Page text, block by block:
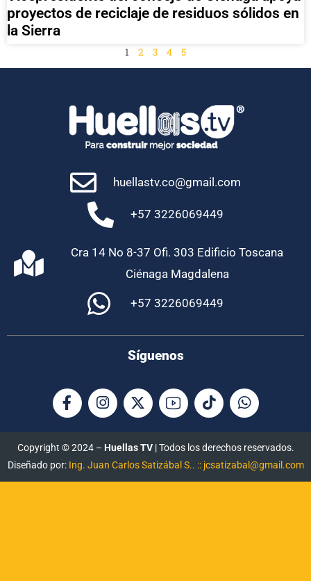
proyectos de reciclaje de residuos sólidos en
la Sierra
1 2 3 4 5
huellastv.co@gmail.com
+57 3226069449
Cra 14 No 8-37 Ofi. 303 Edificio Toscana
Ciénaga Magdalena
+57 3226069449
Síguenos
Copyright © 2024 – Huellas TV| Todos los derechos reservados.
Diseñado por: Ing. Juan Carlos Satizábal S.. :: jcsatizabal@gmail.com